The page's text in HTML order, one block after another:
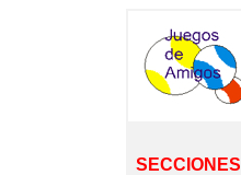
SECCIONES